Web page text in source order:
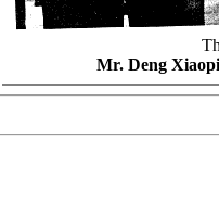
Mr. Deng